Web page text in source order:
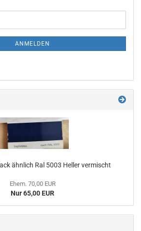
ANMELDEN
ähnlich Ral 5003 Heller vermischt
Ehem. 70,00 EUR
Nur 65,00 EUR